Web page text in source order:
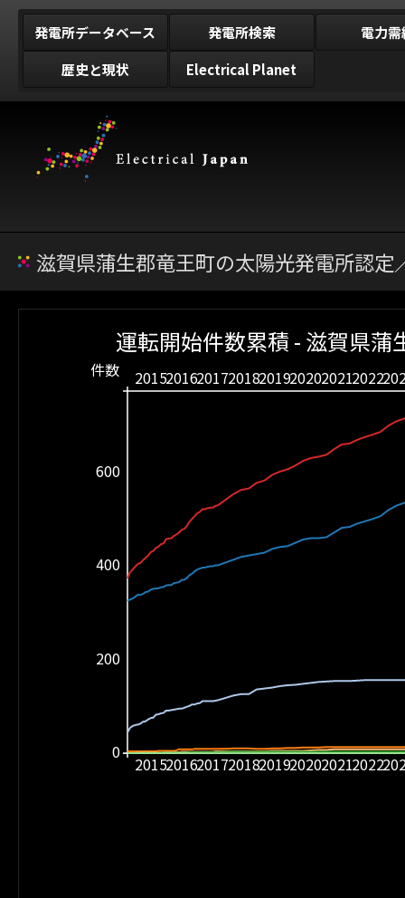
発電所データベース 発電所検索
電力需
歴史と現状
Electrical Planet
滋賀県蒲生郡竜王町の太陽光発電所認
20152016201720182019202020212022
20152016201720182019202020212022
0
200
400
600
件数
運転開始件数累積 - 滋賀県蒲